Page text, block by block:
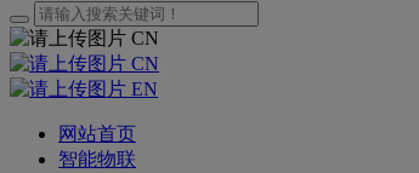
CN
CN
EN
网站首页
智能物联